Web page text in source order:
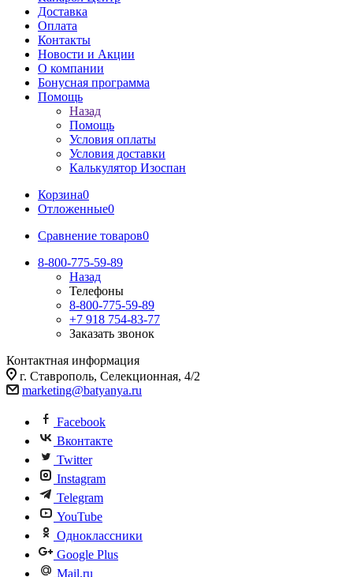
Доставка
Оплата
Контакты
Новости и Акции
О компании
Бонусная программа
Помощь
Назад
Помощь
Условия оплаты
Условия доставки
Калькулятор Изоспан
Корзина0
Отложенные0
Сравнение товаров0
8-800-775-59-89
Назад
Телефоны
8-800-775-59-89
+7 918 754-83-77
Заказать звонок
Контактная информация
г. Ставрополь, Селекционная, 4/2
marketing@batyanya.ru
Facebook
Вконтакте
Twitter
Instagram
Telegram
YouTube
Одноклассники
Google Plus
Mail.ru